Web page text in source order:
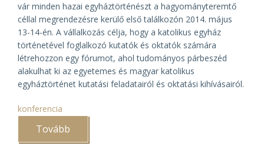
vár minden hazai egyháztörténészt a hagyományteremtő
céllal megrendezésre kerülő első találkozón 2014. május
13-14-én. A vállalkozás célja, hogy a katolikus egyház
történetével foglalkozó kutatók és oktatók számára
létrehozzon egy fórumot, ahol tudományos párbeszéd
alakulhat ki az egyetemes és magyar katolikus
egyháztörténet kutatási feladatairól és oktatási kihívásairól.
konferencia
Tovább
országos